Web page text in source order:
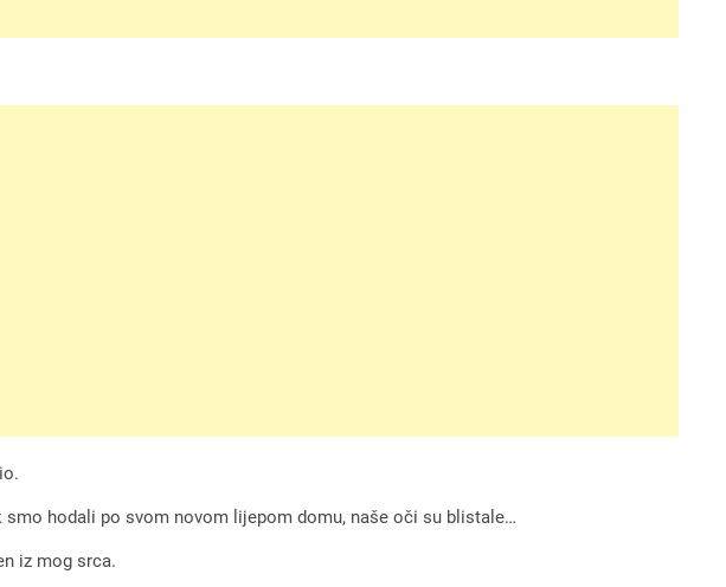
hodali po svom novom lijepom domu, naše oči su blistale…
iz mog srca.